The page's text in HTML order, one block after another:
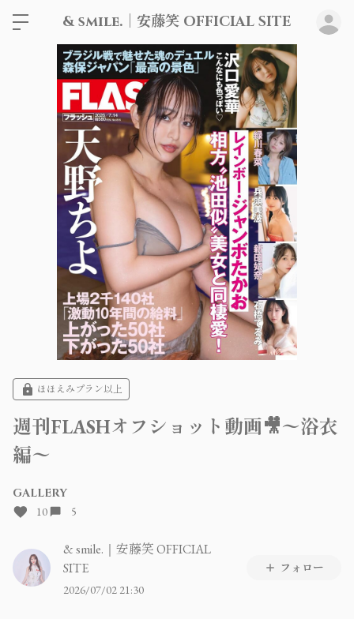
& smile.｜安藤笑 OFFICIAL SITE
ほほえみプラン以上
週刊FLASHオフショット動画🎥〜浴衣
編〜
GALLERY
10 5
& smile.｜安藤笑 OFFICIAL
SITE
2026/07/02 21:30
フォロー